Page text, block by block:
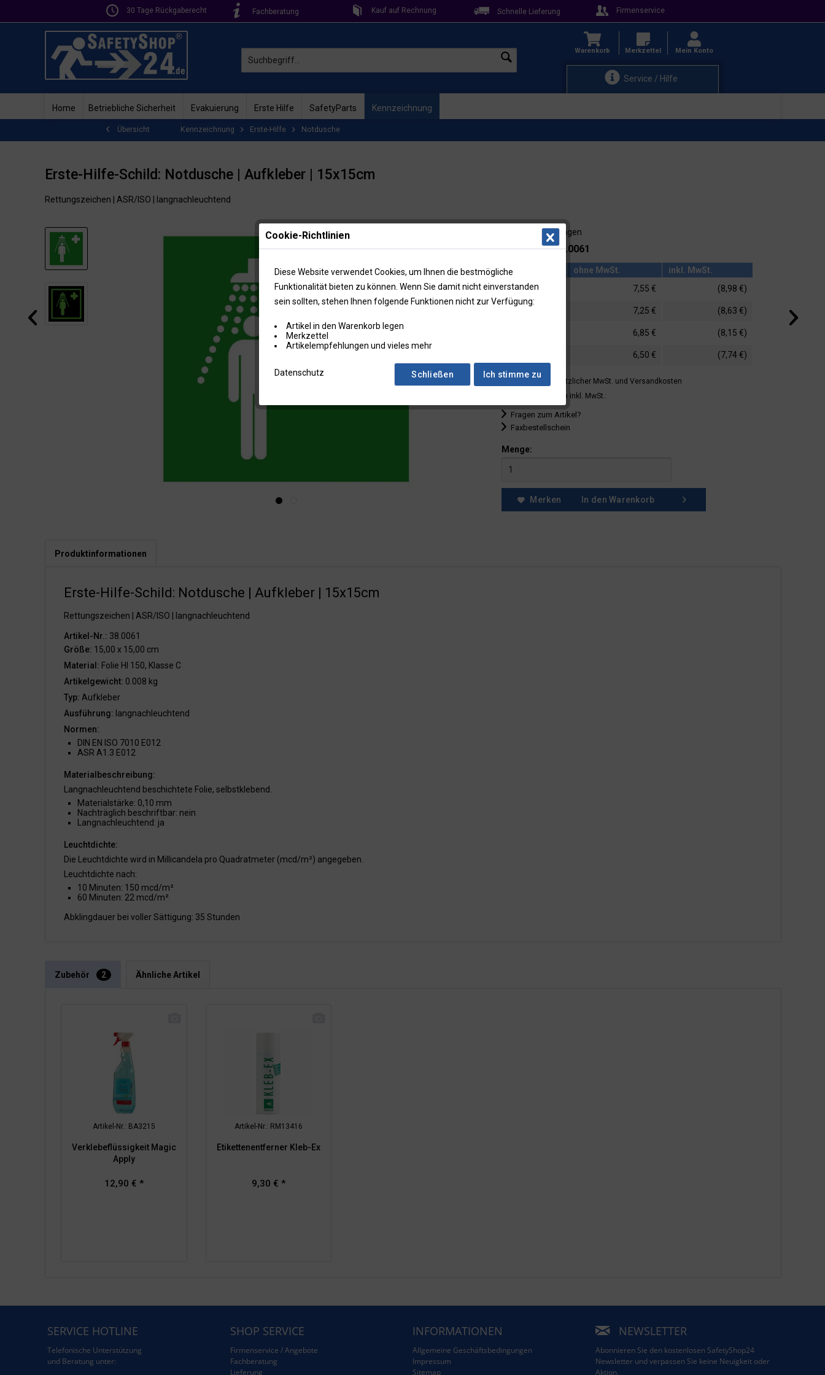
30 Tage Rückgaberecht Fachberatung Kauf auf Rechnung Schnelle Lieferung Firmenservice
Service / Hilfe
Warenkorb Merkzettel Mein Konto
Home Betriebliche Sicherheit Evakuierung Erste Hilfe SafetyParts Kennzeichnung
Übersicht Kennzeichnung Erste-Hilfe Notdusche
Erste-Hilfe-Schild: Notdusche | Aufkleber | 15x15cm
Rettungszeichen | ASR/ISO | langnachleuchtend
Lieferzeit: 3-4 Tagen
Artikel-Nr.: 38.0061
Menge ohne MwSt.
inkl. MwSt.
bis9 7,55 € (8,98 €)
7,25 € (8,63 €)
6,85 € (8,15 €)
6,50 € (7,74 €)
* Preise zzgl. gesetzlicher MwSt. und Versandkosten
Preise in Klammern inkl. MwSt.:
Fragen zum Artikel?
Faxbestellschein
Menge:
Merken In den Warenkorb
Produktinformationen
Erste-Hilfe-Schild: Notdusche | Aufkleber | 15x15cm
Rettungszeichen | ASR/ISO | langnachleuchtend
Artikel-Nr.: 38.0061
Größe: 15,00 x 15,00 cm
Material: Folie HI 150, Klasse C
Artikelgewicht: 0.008 kg
Typ: Aufkleber
Ausführung: langnachleuchtend
Normen:
DIN EN ISO 7010 E012
ASR A1.3 E012
Materialbeschreibung:
Langnachleuchtend beschichtete Folie, selbstklebend.
Materialstärke: 0,10 mm
Nachträglich beschriftbar: nein
Langnachleuchtend: ja
Leuchtdichte:
Die Leuchtdichte wird in Millicandela pro Quadratmeter (mcd/m²) angegeben.
Leuchtdichte nach:
10 Minuten: 150 mcd/m²
60 Minuten: 22 mcd/m²
Abklingdauer bei voller Sättigung: 35 Stunden
Zubehör 2 Ähnliche Artikel
Artikel-Nr.: BA3215
Verklebeflüssigkeit Magic
Apply
12,90 € *
Artikel-Nr.: RM13416
Etikettenentferner Kleb-Ex
9,30 € *
SERVICE HOTLINE
Telefonische Unterstützung
und Beratung unter:
SHOP SERVICE
Firmenservice / Angebote
Fachberatung
Lieferung
INFORMATIONEN
Allgemeine Geschäftsbedingungen
Impressum
Sitemap
NEWSLETTER
Abonnieren Sie den kostenlosen SafetyShop24
Newsletter und verpassen Sie keine Neuigkeit oder
Aktion.
Cookie-Richtlinien
Diese Website verwendet Cookies, um Ihnen die bestmögliche
Funktionalität bieten zu können. Wenn Sie damit nicht einverstanden
sein sollten, stehen Ihnen folgende Funktionen nicht zur Verfügung:
Artikel in den Warenkorb legen
Merkzettel
Artikelempfehlungen und vieles mehr
Datenschutz Ich stimme zu
Schließen